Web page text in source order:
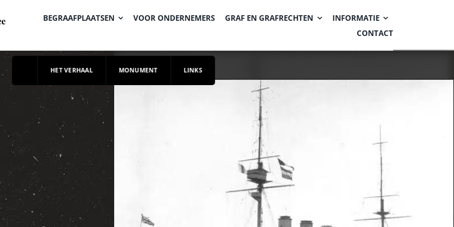
BEGRAAFPLAATSEN VOOR ONDERNEMERS GRAF EN GRAFRECHTEN
INFORMATIE
CONTACT
HET VERHAAL MONUMENT LINKS